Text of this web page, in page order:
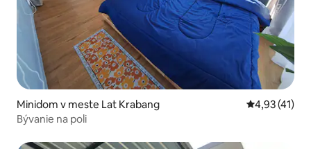
Minidom v meste Lat Krabang Priemerné
4,93 (41)
Bývanie na poli